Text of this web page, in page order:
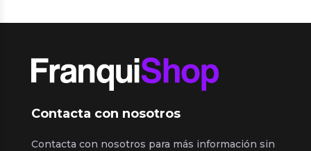
Contacta con nosotros
Contacta con nosotros para más información sin